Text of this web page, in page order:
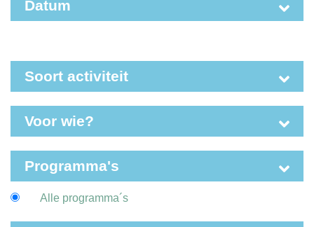
Datum
Soort activiteit
Voor wie?
Programma's
Alle programma´s